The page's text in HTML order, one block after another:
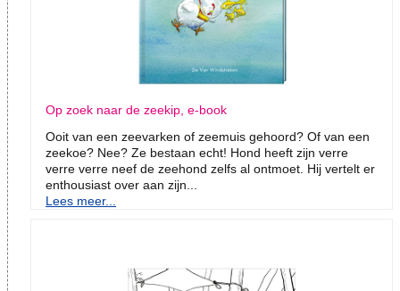
Op zoek naar de zeekip, e-book
Ooit van een zeevarken of zeemuis gehoord? Of van een
zeekoe? Nee? Ze bestaan echt! Hond heeft zijn verre
verre verre neef de zeehond zelfs al ontmoet. Hij vertelt er
enthousiast over aan zijn...
Lees meer...